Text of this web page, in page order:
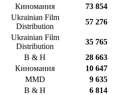
Киномания 73 854
Ukrainian Film
Distribution
57 276
Ukrainian Film
Distribution
35 765
B & H 28 663
Киномания 10 647
MMD 9 635
B & H 6 814